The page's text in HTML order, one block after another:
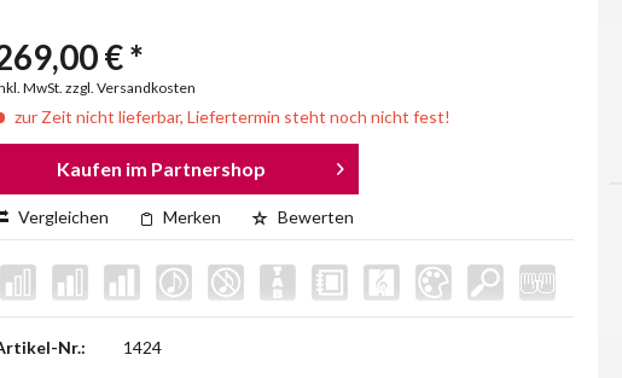
€ *
MwSt. zzgl. Versandkosten
zur Zeit nicht lieferbar, Liefertermin steht noch nicht fest!
Kaufen im Partnershop
Vergleichen Merken Bewerten
Nr.: 1424